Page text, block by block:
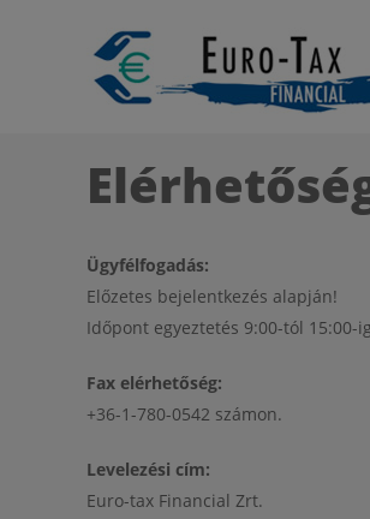
Ügyfélfogadás:
Előzetes bejelentkezés alapján!
Időpont egyeztetés 9:00-tól 15:00-ig
Fax elérhetőség:
+36-1-780-0542 számon.
Levelezési cím:
Euro-tax Financial Zrt.